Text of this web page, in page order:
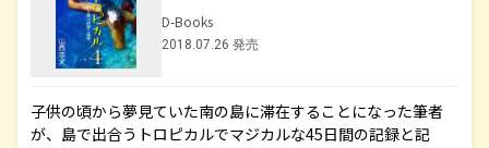
D-Books
2018.07.26 発売
子供の頃から夢見ていた南の島に滞在することになった筆者
が、島で出合うトロピカルでマジカルな45日間の記録と記